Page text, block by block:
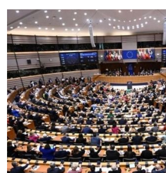
Empresa en Jalisco
Requiere:
LOGÍSTICA DE
EN MANO
Especificaciones:
cualquiera
Aplicar al